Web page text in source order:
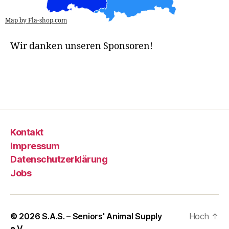
Map by Fla-shop.com
Wir danken unseren Sponsoren!
Kontakt
Impressum
Datenschutzerklärung
Jobs
© 2026S.A.S. – Seniors' Animal Supply
Hoch ↑